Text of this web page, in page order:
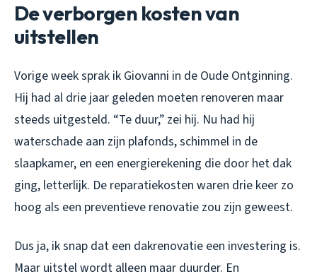
De verborgen kosten van
uitstellen
Vorige week sprak ik Giovanni in de Oude Ontginning.
Hij had al drie jaar geleden moeten renoveren maar
steeds uitgesteld. “Te duur,” zei hij. Nu had hij
waterschade aan zijn plafonds, schimmel in de
slaapkamer, en een energierekening die door het dak
ging, letterlijk. De reparatiekosten waren drie keer zo
hoog als een preventieve renovatie zou zijn geweest.
Dus ja, ik snap dat een dakrenovatie een investering is.
Maar uitstel wordt alleen maar duurder. En